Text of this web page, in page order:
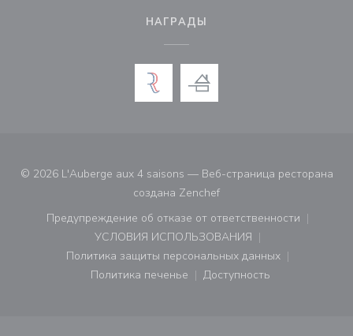
НАГРАДЫ
© 2026 L'Auberge aux 4 saisons — Веб-страница ресторана
создана Zenchef((открывается в новом
Предупреждение об отказе от ответственности
((открывается в новом окне))
УСЛОВИЯ ИСПОЛЬЗОВАНИЯ
((открывается в новом окне))
Политика защиты персональных данных
((открывается в новом окне))
Политика печенье
((открывается в новом окне))
Доступность
((открывается в